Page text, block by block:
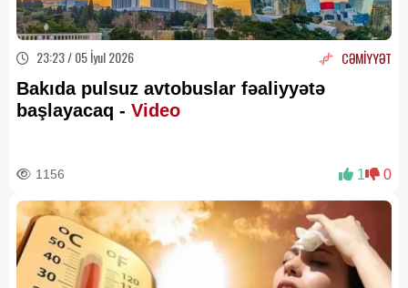
23:23 / 05 İyul 2026 CƏMİYYƏT
Bakıda pulsuz avtobuslar fəaliyyətə
başlayacaq - Video
1156 1 0